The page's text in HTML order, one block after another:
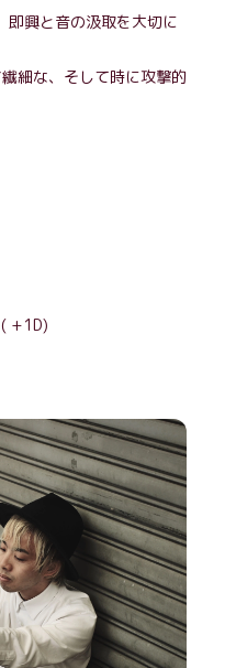
即興と音の汲取を大切に
細な、そして時に攻撃的
+1D)